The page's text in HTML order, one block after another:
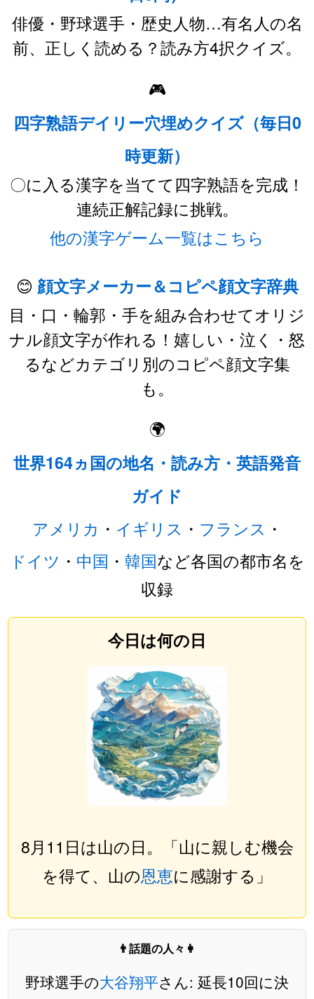
俳優・野球選手・歴史人物…有名人の名
前、正しく読める？読み方4択クイズ。
🎮
四字熟語デイリー穴埋めクイズ（毎日0
時更新）
〇に入る漢字を当てて四字熟語を完成！
連続正解記録に挑戦。
他の漢字ゲーム一覧はこちら
😊 顔文字メーカー＆コピペ顔文字辞典
目・口・輪郭・手を組み合わせてオリジ
ナル顔文字が作れる！嬉しい・泣く・怒
るなどカテゴリ別のコピペ顔文字集
も。
🌍
世界164ヵ国の地名・読み方・英語発音
ガイド
アメリカ ・ イギリス ・ フランス ・
ドイツ ・ 中国 ・ 韓国など各国の都市名を
収録
今日は何の日
8月11日は山の日。「山に親しむ機会
を得て、山の恩恵に感謝する」
👨話題の人々👩
野球選手の大谷翔平さん: 延長10回に決